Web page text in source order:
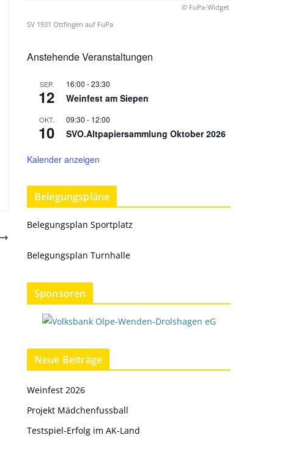
© FuPa-Widget
SV 1931 Ottfingen auf FuPa
Anstehende Veranstaltungen
SEP.
12
16:00 -23:30
Weinfest am Siepen
OKT.
10
09:30 - 12:00
SVO.Altpapiersammlung Oktober 2026
Kalender anzeigen
Belegungspläne
Belegungsplan Sportplatz
Belegungsplan Turnhalle
Sponsoren
Neue Beiträge
Weinfest 2026
Projekt Mädchenfussball
Testspiel-Erfolg im AK-Land